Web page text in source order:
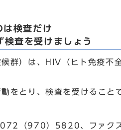
は検査だけ
検査を受けましょう
群）は、HIV（ヒト免疫不
をとり、検査を受けること
072（970）5820、ファ